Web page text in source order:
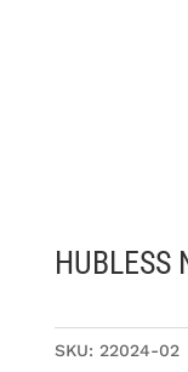
SKU: 22024-02